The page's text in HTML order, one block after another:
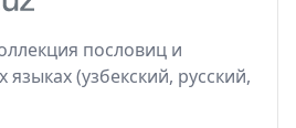
пословиц и
языках (узбекский, русский,